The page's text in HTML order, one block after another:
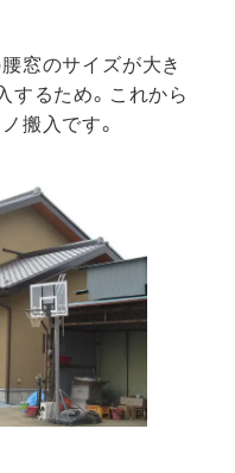
窓のサイズが大き
するため。これから
搬入です。